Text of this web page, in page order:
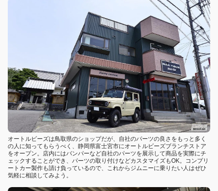
オートルビーズは鳥取県のショップだが、自社のパーツの良さをもっと多く
の人に知ってもらうべく、静岡県富士宮市にオートルビーズブランチストア
をオープン。店内にはバンパーなど自社のパーツを展示して商品を実際にチ
ェックすることができ、パーツの取り付けなどカスタマイズもOK。コンプリ
ートカー製作も請け負っているので、これからジムニーに乗りたい人はぜひ
気軽に相談してみよう。